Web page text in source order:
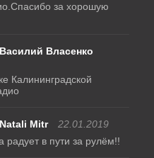
за хорошую
Василий Власенко
Калининградской
Natali Mitr
22.01.2019
радует в пути за рулём!!